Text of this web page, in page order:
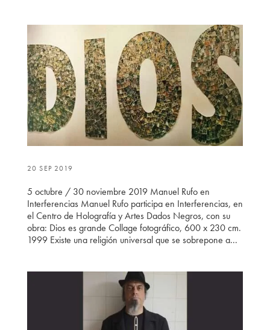
20 SEP 2019
5 octubre / 30 noviembre 2019 Manuel Rufo en
Interferencias Manuel Rufo participa en Interferencias, en
el Centro de Holografía y Artes Dados Negros, con su
obra: Dios es grande Collage fotográfico, 600 x 230 cm.
1999 Existe una religión universal que se sobrepone a...